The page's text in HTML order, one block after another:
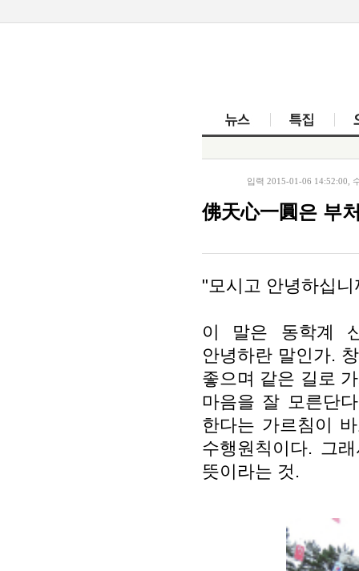
입력 2015-01-06 14:52:00,
佛天心一圓은 부
"모시고 안녕하십니
이 말은 동학계
안녕하란 말인가.
좋으며 같은 길로
마음을 잘 모른단
한다는 가르침이
수행원칙이다. 그
뜻이라는 것.